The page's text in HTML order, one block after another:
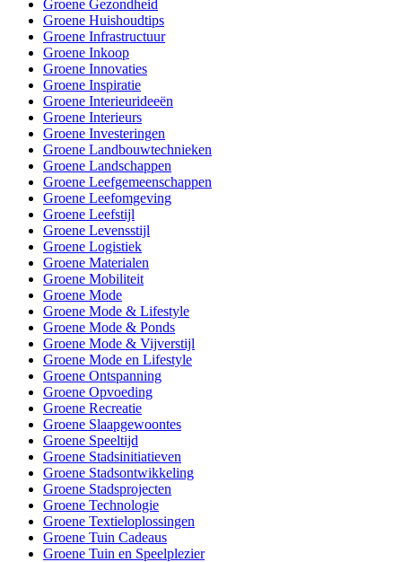
Groene Gezondheid
Groene Huishoudtips
Groene Infrastructuur
Groene Inkoop
Groene Innovaties
Groene Inspiratie
Groene Interieurideeën
Groene Interieurs
Groene Investeringen
Groene Landbouwtechnieken
Groene Landschappen
Groene Leefgemeenschappen
Groene Leefomgeving
Groene Leefstijl
Groene Levensstijl
Groene Logistiek
Groene Materialen
Groene Mobiliteit
Groene Mode
Groene Mode & Lifestyle
Groene Mode & Ponds
Groene Mode & Vijverstijl
Groene Mode en Lifestyle
Groene Ontspanning
Groene Opvoeding
Groene Recreatie
Groene Slaapgewoontes
Groene Speeltijd
Groene Stadsinitiatieven
Groene Stadsontwikkeling
Groene Stadsprojecten
Groene Technologie
Groene Textieloplossingen
Groene Tuin Cadeaus
Groene Tuin en Speelplezier